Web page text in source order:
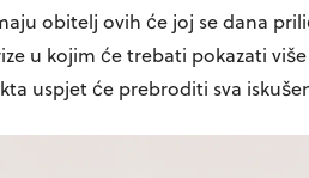
obitelj ovih će joj se dana
u kojim će trebati pokazati
uspjet će prebroditi sva